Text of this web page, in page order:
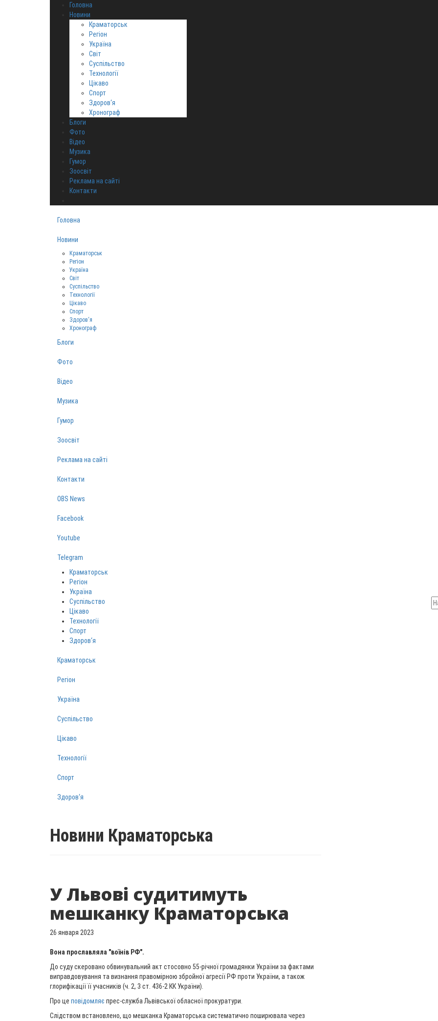
Головна
Новини
Краматорськ
Регіон
Україна
Світ
Суспільство
Технології
Цікаво
Спорт
Здоров‘я
Хронограф
Блоги
Фото
Відео
Музика
Гумор
Зоосвіт
Реклама на сайті
Контакти
Головна
Новини
Краматорськ
Регіон
Україна
Світ
Суспільство
Технології
Цікаво
Спорт
Здоров‘я
Хронограф
Блоги
Фото
Відео
Музика
Гумор
Зоосвіт
Реклама на сайті
Контакти
OBS News
Facebook
Youtube
Telegram
Краматорськ
Регіон
Україна
Суспільство
Цікаво
Технології
Спорт
Здоров‘я
Краматорськ
Регіон
Україна
Суспільство
Цікаво
Технології
Спорт
Здоров‘я
Новини Краматорська
У Львові судитимуть
мешканку Краматорська
26 января 2023
Вона прославляла "воїнів РФ".
До суду скеровано обвинувальний акт стосовно 55-річної громадянки України за фактами
виправдовування та визнання правомірною збройної агресії РФ проти України, а також
глорифікації її учасників (ч. 2, 3 ст. 436-2 КК України).
Про це повідомляє прес-служба Львівської обласної прокуратури.
Слідством встановлено, що мешканка Краматорська систематично поширювала через